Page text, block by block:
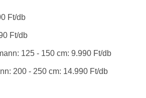
Ft/db
Ft/db
125 - 150 cm: 9.990 Ft/db
200 - 250 cm: 14.990 Ft/db